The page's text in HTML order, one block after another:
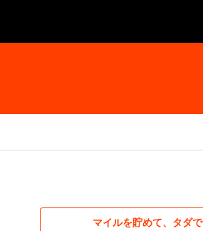
マイルを貯めて、タダで